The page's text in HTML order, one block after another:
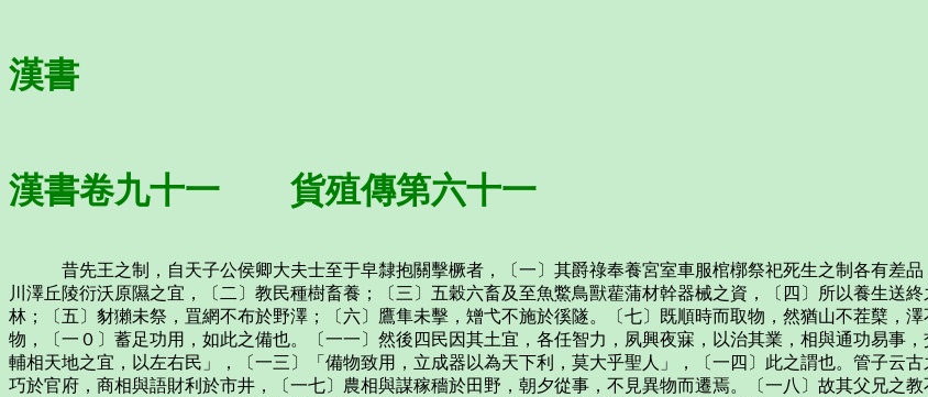
漢書
漢書卷九十一 貨殖傳第六十一
昔先王之制，自天子公侯卿大夫士至于皁隸抱關擊橛者，〔一〕其爵祿奉養宮室車服棺槨祭祀死生之制各有差品
川澤丘陵衍沃原隰之宜，〔二〕教民種樹畜養；〔三〕五穀六畜及至魚鱉鳥獸雚蒲材幹器械之資，〔四〕所以養生送
林；〔五〕豺獺未祭，罝網不布於野澤；〔六〕鷹隼未擊，矰弋不施於徯隧。〔七〕既順時而取物，然猶山不茬櫱，
物，〔一０〕蓄足功用，如此之備也。〔一一〕然後四民因其土宜，各任智力，夙興夜寐，以治其業，相與通功易事
輔相天地之宜，以左右民」，〔一三〕「備物致用，立成器以為天下利，莫大乎聖人」，〔一四〕此之謂也。管子云
巧於官府，商相與語財利於市井，〔一七〕農相與謀稼穡於田野，朝夕從事，不見異物而遷焉。〔一八〕故其父兄之